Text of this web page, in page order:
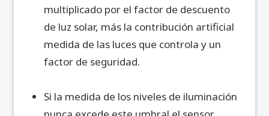
multiplicado por el factor de descuento
de luz solar, más la contribución artificial
medida de las luces que controla y un
factor de seguridad.
Si la medida de los niveles de iluminación